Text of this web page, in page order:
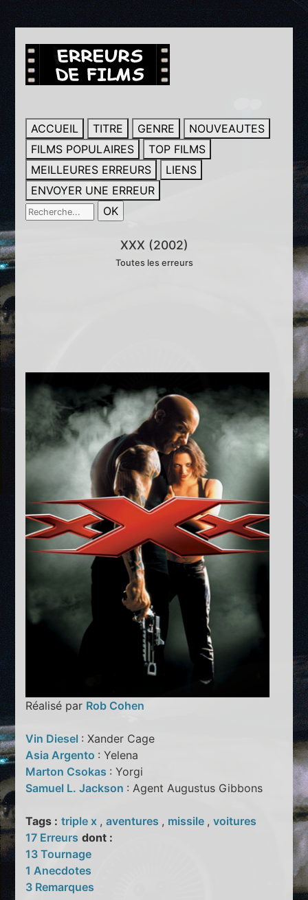
ACCUEIL TITRE GENRE
NOUVEAUTES
FILMS POPULAIRES
TOP FILMS
MEILLEURES ERREURS
LIENS
ENVOYER UNE ERREUR
XXX (2002)
Toutes les erreurs
Réalisé par Rob Cohen
Vin Diesel : Xander Cage
Asia Argento : Yelena
Marton Csokas : Yorgi
Samuel L. Jackson : Agent Augustus Gibbons
Tags : triple x ,aventures , missile ,voitures
17 Erreurs dont :
13 Tournage
1 Anecdotes
3 Remarques